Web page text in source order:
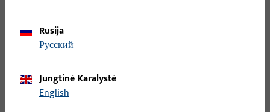
Rankenos štiftas, bendras plotis 9 mm, bendras aukštis / gylis
Rusija
русский
Jungtinė Karalystė
English